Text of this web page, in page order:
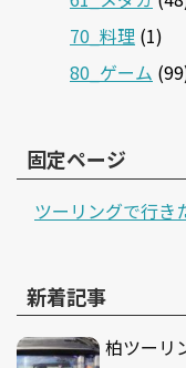
70_料理 (1)
80_ゲーム
固定ページ
ツーリングで行き
新着記事
柏ツーリ